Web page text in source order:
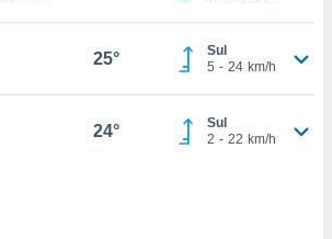
25°
Sul
5 - 24 km/h
24°
Sul
2 - 22 km/h